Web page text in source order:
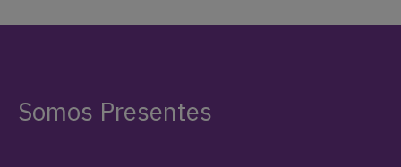
Somos Presentes